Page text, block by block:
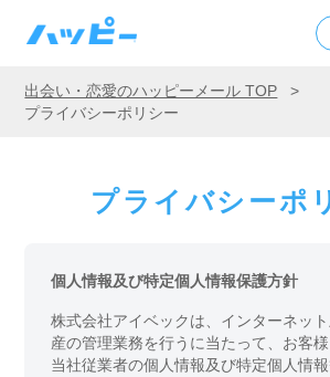
出会い・恋愛のハッピーメール TOP
>
プライバシーポリシー
プライバシーポ
個人情報及び特定個人情報保護方針
株式会社アイベックは、インターネッ
産の管理業務を行うに当たって、お客
当社従業者の個人情報及び特定個人情